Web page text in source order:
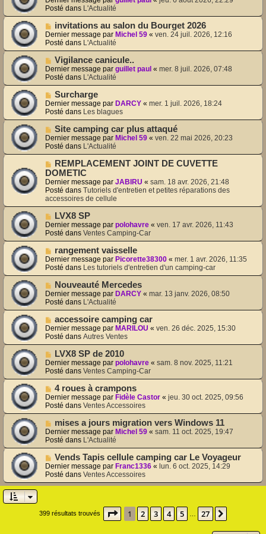
u
m
e
s
s
a
g
e
u
v
e
a
u
m
e
s
a
g
e
Posté dans L'Actualité
N
o
u
v
e
a
u
m
e
s
s
a
g
e
invitations au salon du Bourget 2026
Dernier message par Michel 59 « ven. 24 juil. 2026, 12:16
Posté dans L'Actualité
N
o
u
v
e
a
u
m
e
s
s
a
g
e
Vigilance canicule..
Dernier message par guillet paul « mer. 8 juil. 2026, 07:48
Posté dans L'Actualité
N
o
u
v
e
a
u
m
e
s
s
a
g
e
Surcharge
Dernier message par DARCY « mer. 1 juil. 2026, 18:24
Posté dans Les blagues
N
o
u
v
e
a
u
m
e
s
s
a
g
e
Site camping car plus attaqué
Dernier message par Michel 59 « ven. 22 mai 2026, 20:23
Posté dans L'Actualité
N
o
u
v
e
a
u
m
e
s
a
g
e
REMPLACEMENT JOINT DE CUVETTE
DOMETIC
Dernier message par JABIRU « sam. 18 avr. 2026, 21:48
Posté dans Tutoriels d'entretien et petites réparations des
accessoires de cellule
N
o
u
v
e
a
u
m
e
s
s
a
e
LVX8 SP
Dernier message par polohavre « ven. 17 avr. 2026, 11:43
Posté dans Ventes Camping-Car
N
o
u
v
e
a
u
m
s
s
a
g
e
rangement vaisselle
Dernier message par Picorette38300 « mer. 1 avr. 2026, 11:35
Posté dans Les tutoriels d'entretien d'un camping-car
N
o
u
v
e
a
u
m
e
s
s
a
e
Nouveauté Mercedes
Dernier message par DARCY « mar. 13 janv. 2026, 08:50
Posté dans L'Actualité
N
o
u
v
e
a
u
m
s
s
a
e
accessoire camping car
Dernier message par MARILOU « ven. 26 déc. 2025, 15:30
Posté dans Autres Ventes
N
o
u
v
e
a
u
m
s
s
a
g
e
LVX8 SP de 2010
Dernier message par polohavre « sam. 8 nov. 2025, 11:21
Posté dans Ventes Camping-Car
N
o
u
v
e
a
u
m
e
s
a
g
4 roues à crampons
Dernier message par Fidèle Castor « jeu. 30 oct. 2025, 09:56
Posté dans Ventes Accessoires
N
o
u
v
e
a
u
m
e
a
mises a jours migration vers Windows 11
Dernier message par Michel 59 « sam. 11 oct. 2025, 19:47
Posté dans L'Actualité
N
o
u
v
m
Vends Tapis cellule camping car Le Voyageur
Dernier message par Franc1336 « lun. 6 oct. 2025, 14:29
Posté dans Ventes Accessoires
399 résultats trouvés Page 1sur27
1 2 3 4 5 27